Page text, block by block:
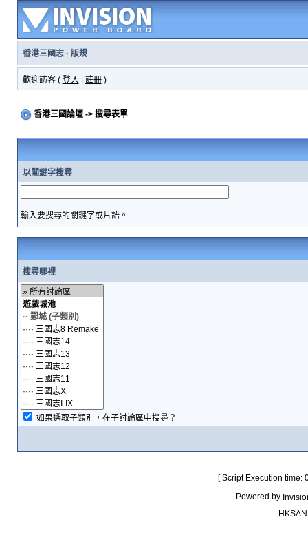
香港三國志· 版規
歡迎訪客 ( 登入 註冊)
香港三國論壇-> 搜尋表單
以關鍵字搜尋
輸入要搜尋的關鍵字或片語。
搜尋哪裡
如果選取子類別，在子討論區中搜尋？
[ Script Execution
Powered by